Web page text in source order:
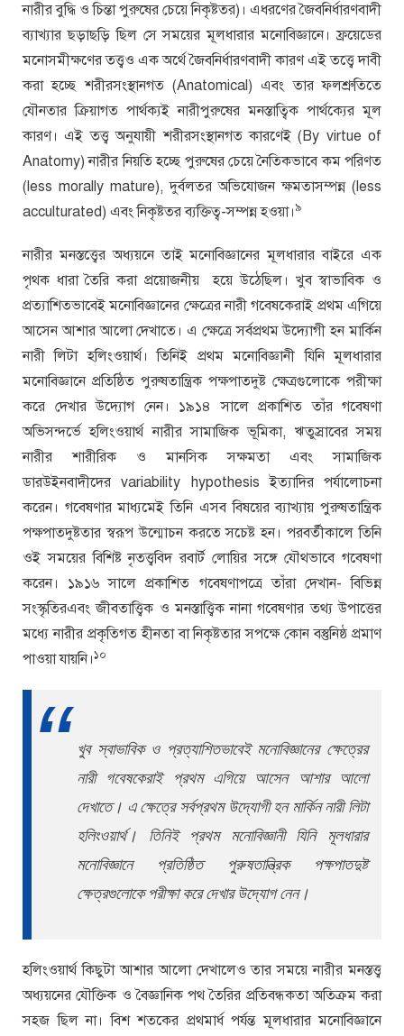
নারীর বুদ্ধি ও চিন্তা পুরুষের চেয়ে নিকৃষ্টতর)। এধরণের জৈবনির্ধারণবাদী
ব্যাখ্যার ছড়াছড়ি ছিল সে সময়ের মূলধারার মনোবিজ্ঞানে। ফ্রয়েডের
মনোসমীক্ষণের তত্ত্বও এক অর্থে জৈবনির্ধারণবাদী কারণ এই তত্ত্বে দাবী
করা হচ্ছে শরীরসংস্থানগত (Anatomical) এবং তার ফলশ্রুতিতে
যৌনতার ক্রিয়াগত পার্থক্যই নারীপুরুষের মনস্তাত্বিক পার্থক্যের মূল
কারণ। এই তত্ত্ব অনুযায়ী শরীরসংস্থানগত কারণেই (By virtue of
Anatomy) নারীর নিয়তি হচ্ছে পুরুষের চেয়ে নৈতিকভাবে কম পরিণত
(less morally mature), দুর্বলতর অভিযোজন ক্ষমতাসম্পন্ন (less
acculturated) এবং নিকৃষ্টতর ব্যক্তিত্ব-সম্পন্ন হওয়া। ৯
নারীর মনস্তত্ত্বের অধ্যয়নে তাই মনোবিজ্ঞানের মূলধারার বাইরে এক
পৃথক ধারা তৈরি করা প্রয়োজনীয় হয়ে উঠেছিল। খুব স্বাভাবিক ও
প্রত্যাশিতভাবেই মনোবিজ্ঞানের ক্ষেত্রের নারী গবেষকেরাই প্রথম এগিয়ে
আসেন আশার আলো দেখাতে। এ ক্ষেত্রে সর্বপ্রথম উদ্যোগী হন মার্কিন
নারী লিটা হলিংওয়ার্থ। তিনিই প্রথম মনোবিজ্ঞানী যিনি মূলধারার
মনোবিজ্ঞানে প্রতিষ্ঠিত পুরুষতান্ত্রিক পক্ষপাতদুষ্ট ক্ষেত্রগুলোকে পরীক্ষা
করে দেখার উদ্যোগ নেন। ১৯১৪ সালে প্রকাশিত তাঁর গবেষণা
অভিসন্দর্ভে হলিংওয়ার্থ নারীর সামাজিক ভূমিকা, ঋতুস্রাবের সময়
নারীর শারীরিক ও মানসিক সক্ষমতা এবং সামাজিক
ডারউইনবাদীদের variability hypothesis ইত্যাদির পর্যালোচনা
করেন। গবেষণার মাধ্যমেই তিনি এসব বিষয়ের ব্যাখ্যায় পুরুষতান্ত্রিক
পক্ষপাতদুষ্টতার স্বরূপ উন্মোচন করতে সচেষ্ট হন। পরবর্তীকালে তিনি
ওই সময়ের বিশিষ্ট নৃতত্ত্ববিদ রবার্ট লোয়ির সঙ্গে যৌথভাবে গবেষণা
করেন। ১৯১৬ সালে প্রকাশিত গবেষণাপত্রে তাঁরা দেখান- বিভিন্ন
সংস্কৃতিরএবং জীবতাত্ত্বিক ও মনস্তাত্ত্বিক নানা গবেষণার তথ্য উপাত্তের
মধ্যে নারীর প্রকৃতিগত হীনতা বা নিকৃষ্টতার সপক্ষে কোন বস্তুনিষ্ঠ প্রমাণ
পাওয়া যায়নি।১০
খুব স্বাভাবিক ও প্রত্যাশিতভাবেই মনোবিজ্ঞানের ক্ষেত্রের
নারী গবেষকেরাই প্রথম এগিয়ে আসেন আশার আলো
দেখাতে। এ ক্ষেত্রে সর্বপ্রথম উদ্যোগী হন মার্কিন নারী লিটা
হলিংওয়ার্থ। তিনিই প্রথম মনোবিজ্ঞানী যিনি মূলধারার
মনোবিজ্ঞানে প্রতিষ্ঠিত পুরুষতান্ত্রিক পক্ষপাতদুষ্ট
ক্ষেত্রগুলোকে পরীক্ষা করে দেখার উদ্যোগ নেন।
হলিংওয়ার্থ কিছুটা আশার আলো দেখালেও তার সময়ে নারীর মনস্তত্ত্ব
অধ্যয়নের যৌক্তিক ও বৈজ্ঞানিক পথ তৈরির প্রতিবন্ধকতা অতিক্রম করা
সহজ ছিল না। বিশ শতকের প্রথমার্ধ পর্যন্ত মূলধারার মনোবিজ্ঞানে